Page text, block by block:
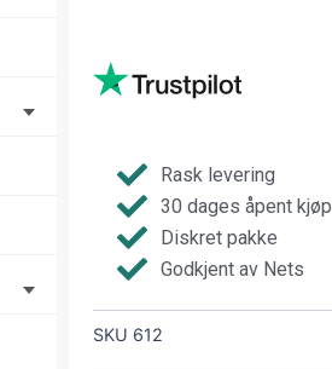
Rask levering
30 dages åpent kjøp
Diskret pakke
Godkjent av Nets
SKU 612